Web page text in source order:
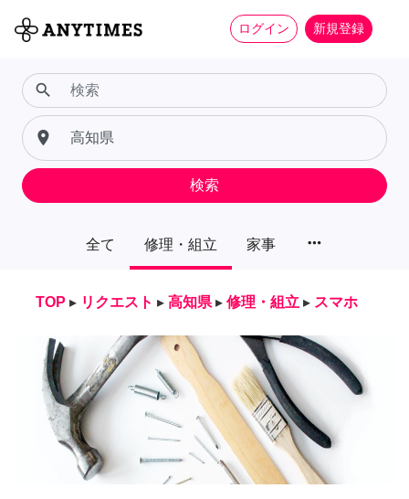
ログイン 新規登録
全て 修理・組立 家事 more_horiz
search
place
検索
TOP ▸ リクエスト ▸ 高知県 ▸ 修理・組立 ▸ スマホ